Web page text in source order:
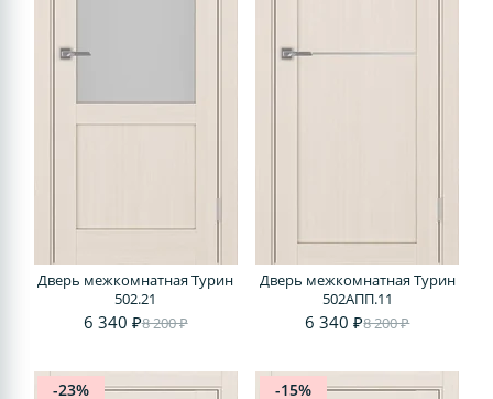
Дверь межкомнатная Турин
502.21
6 340 ₽8 200 ₽
Дверь межкомнатная Турин
502АПП.11
6 340 ₽8 200 ₽
-23% -15%